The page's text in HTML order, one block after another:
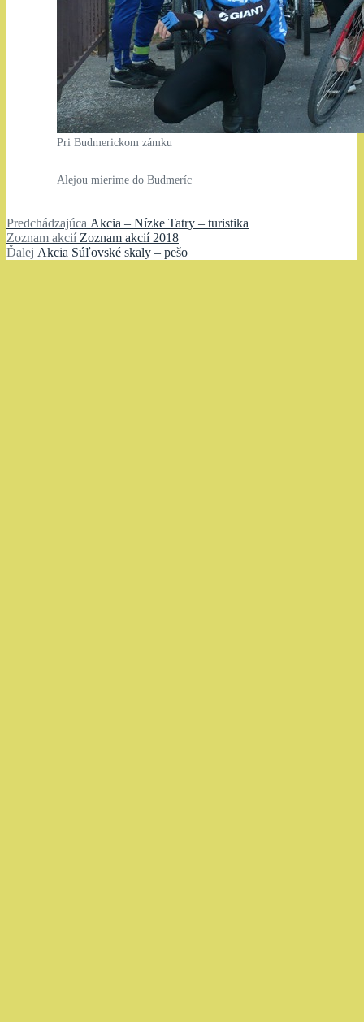
Pri Budmerickom zámku
Alejou mierime do Budmeríc
Navigácia
v
Predchádzajúca Predchádzajúci
článok:
Akcia – Nízke Tatry – turistika
Zoznam akcií Zoznam
akcií:
Zoznam akcií 2018
Ďalej Ďalší
Akcia Súľovské skaly – pešo